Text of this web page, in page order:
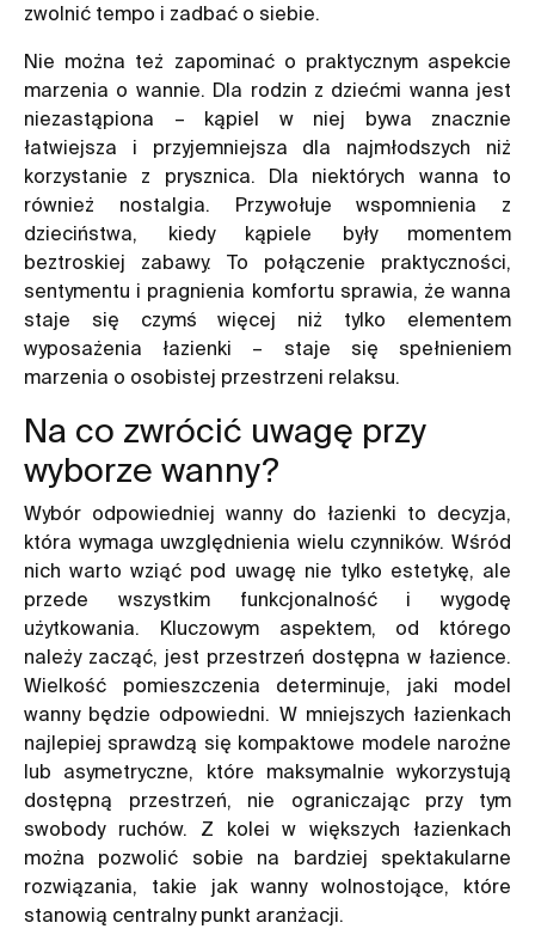
zwolnić tempo i zadbać o siebie.
Nie można też zapominać o praktycznym aspekcie
marzenia o wannie. Dla rodzin z dziećmi wanna jest
niezastąpiona – kąpiel w niej bywa znacznie
łatwiejsza i przyjemniejsza dla najmłodszych niż
korzystanie z prysznica. Dla niektórych wanna to
również nostalgia. Przywołuje wspomnienia z
dzieciństwa, kiedy kąpiele były momentem
beztroskiej zabawy. To połączenie praktyczności,
sentymentu i pragnienia komfortu sprawia, że wanna
staje się czymś więcej niż tylko elementem
wyposażenia łazienki – staje się spełnieniem
marzenia o osobistej przestrzeni relaksu.
Na co zwrócić uwagę przy
wyborze wanny?
Wybór odpowiedniej wanny do łazienki to decyzja,
która wymaga uwzględnienia wielu czynników. Wśród
nich warto wziąć pod uwagę nie tylko estetykę, ale
przede wszystkim funkcjonalność i wygodę
użytkowania. Kluczowym aspektem, od którego
należy zacząć, jest przestrzeń dostępna w łazience.
Wielkość pomieszczenia determinuje, jaki model
wanny będzie odpowiedni. W mniejszych łazienkach
najlepiej sprawdzą się kompaktowe modele narożne
lub asymetryczne, które maksymalnie wykorzystują
dostępną przestrzeń, nie ograniczając przy tym
swobody ruchów. Z kolei w większych łazienkach
można pozwolić sobie na bardziej spektakularne
rozwiązania, takie jak wanny wolnostojące, które
stanowią centralny punkt aranżacji.